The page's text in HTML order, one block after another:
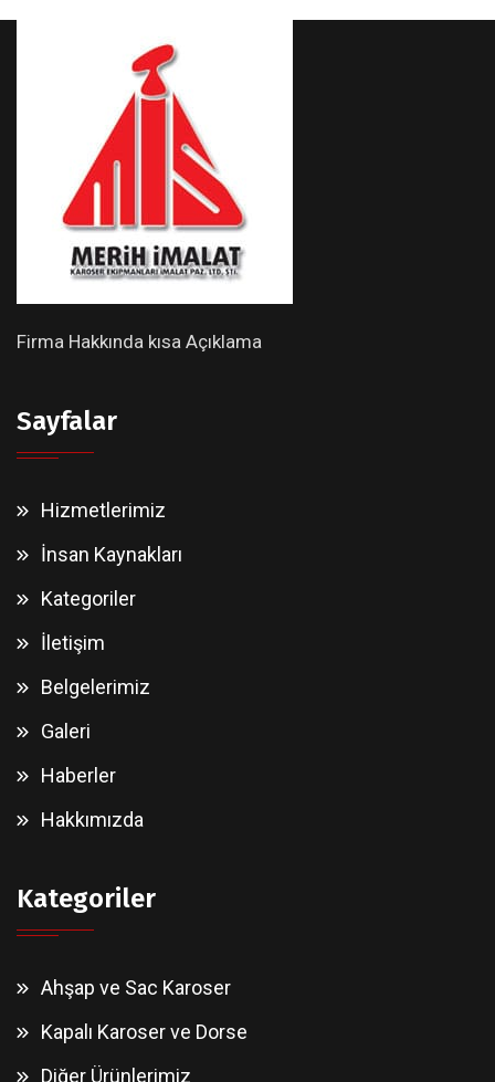
Firma Hakkında kısa Açıklama
Sayfalar
Hizmetlerimiz
İnsan Kaynakları
Kategoriler
İletişim
Belgelerimiz
Galeri
Haberler
Hakkımızda
Kategoriler
Ahşap ve Sac Karoser
Kapalı Karoser ve Dorse
Diğer Ürünlerimiz